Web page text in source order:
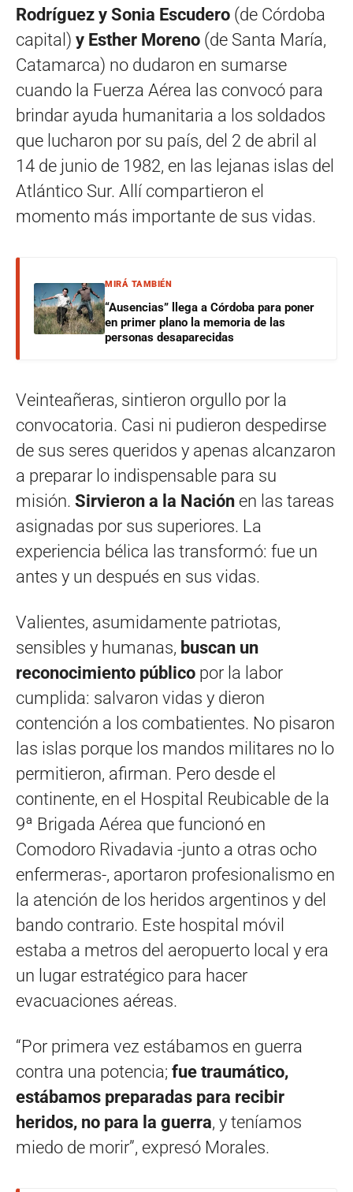
Rodríguez y Sonia Escudero (de Córdoba
capital) y Esther Moreno (de Santa María,
Catamarca) no dudaron en sumarse
cuando la Fuerza Aérea las convocó para
brindar ayuda humanitaria a los soldados
que lucharon por su país, del 2 de abril al
14 de junio de 1982, en las lejanas islas del
Atlántico Sur. Allí compartieron el
momento más importante de sus vidas.
MIRÁ TAMBIÉN
“Ausencias” llega a Córdoba para poner
en primer plano la memoria de las
personas desaparecidas
Veinteañeras, sintieron orgullo por la
convocatoria. Casi ni pudieron despedirse
de sus seres queridos y apenas alcanzaron
a preparar lo indispensable para su
misión. Sirvieron a la Nación en las tareas
asignadas por sus superiores. La
experiencia bélica las transformó: fue un
antes y un después en sus vidas.
Valientes, asumidamente patriotas,
sensibles y humanas, buscan un
reconocimiento público por la labor
cumplida: salvaron vidas y dieron
contención a los combatientes. No pisaron
las islas porque los mandos militares no lo
permitieron, afirman. Pero desde el
continente, en el Hospital Reubicable de la
9ª Brigada Aérea que funcionó en
Comodoro Rivadavia -junto a otras ocho
enfermeras-, aportaron profesionalismo en
la atención de los heridos argentinos y del
bando contrario. Este hospital móvil
estaba a metros del aeropuerto local y era
un lugar estratégico para hacer
evacuaciones aéreas.
“Por primera vez estábamos en guerra
contra una potencia; fue traumático,
estábamos preparadas para recibir
heridos, no para la guerra, y teníamos
miedo de morir”, expresó Morales.